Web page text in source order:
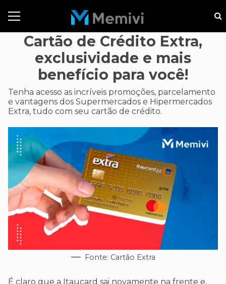
Cartão de Crédito Extra,
exclusividade e mais
benefício para você!
Tenha acesso as incríveis promoções, parcelamento
e vantagens dos Supermercados e Hipermercados
Extra, tudo com seu cartão de crédito.
Fonte: Cartão Extra
É claro que a Itaucard sai novamente na frente e,